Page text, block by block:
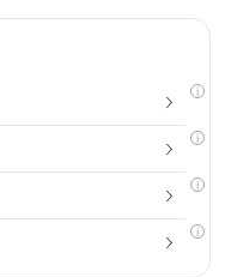
i
i
i
i